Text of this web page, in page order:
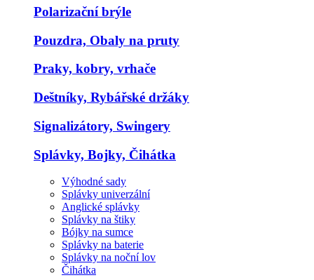
Polarizační brýle
Pouzdra, Obaly na pruty
Praky, kobry, vrhače
Deštníky, Rybářské držáky
Signalizátory, Swingery
Splávky, Bojky, Čihátka
Výhodné sady
Splávky univerzální
Anglické splávky
Splávky na štiky
Bójky na sumce
Splávky na baterie
Splávky na noční lov
Čihátka